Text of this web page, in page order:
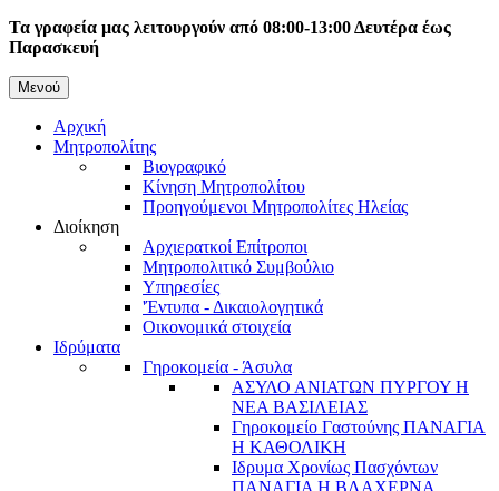
Παράκαμψη
προς
κυρίως
Τα γραφεία μας λειτουργούν από 08:00-13:00 Δευτέρα έως
Παρασκευή
Κεντρική
πλοήγηση
Μενού
Αρχική
Μητροπολίτης
Βιογραφικό
Κίνηση Μητροπολίτου
Προηγούμενοι Μητροπολίτες Ηλείας
Διοίκηση
Αρχιερατκοί Επίτροποι
Μητροπολιτικό Συμβούλιο
Υπηρεσίες
'Έντυπα - Δικαιολογητικά
Οικονομικά στοιχεία
Ιδρύματα
Γηροκομεία - Άσυλα
ΑΣΥΛΟ ΑΝΙΑΤΩΝ ΠΥΡΓΟΥ Η
ΝΕΑ ΒΑΣΙΛΕΙΑΣ
Γηροκομείο Γαστούνης ΠΑΝΑΓΙΑ
Η ΚΑΘΟΛΙΚΗ
Ιδρυμα Χρονίως Πασχόντων
ΠΑΝΑΓΙΑ Η ΒΛΑΧΕΡΝΑ